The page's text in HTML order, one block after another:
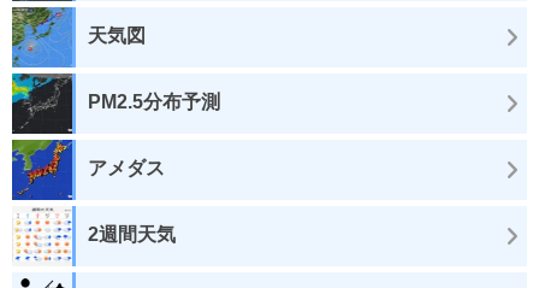
天気図
PM2.5分布予測
アメダス
2週間天気